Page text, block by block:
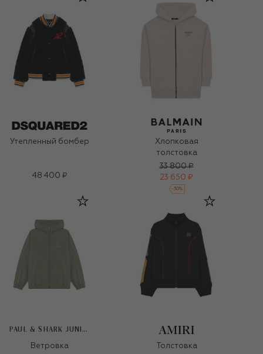
Утепленный бомбер
48 400 ₽
Хлопковая
толстовка
33 800 ₽
23 650 ₽
-30%
PAUL & SHARK JUNIOR
Ветровка
Толстовка